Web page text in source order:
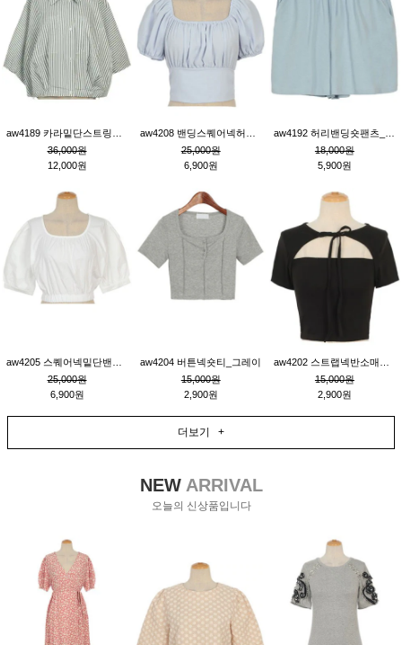
36,000원
12,000원
25,000원
6,900원
18,000원
5,900원
25,000원
6,900원
aw4204 버튼넥숏티_그레이
15,000원
2,900원
15,000원
2,900원
더보기 +
NEWARRIVAL
오늘의 신상품입니다